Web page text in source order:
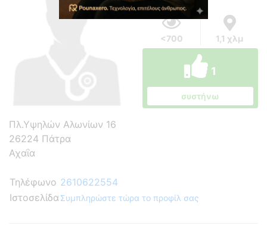
<700 1,1 χλμ
1
συστήνω
Πλ.Υψηλών Αλωνίων 16
26224 Πάτρα
Αχαΐα
Τηλέφωνο 2610622554
Ιστοσελίδα Συμπληρώστε τώρα το προφίλ σας